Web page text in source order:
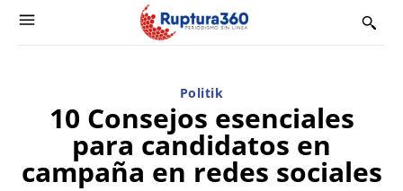
Politik
10 Consejos esenciales
para candidatos en
campaña en redes sociales